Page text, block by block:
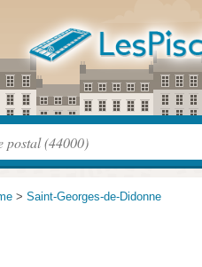
> Saint-Georges-de-Didonne